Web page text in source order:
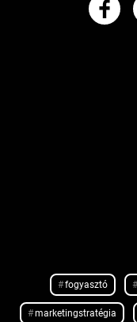
fogyasztó
marketingstratégia